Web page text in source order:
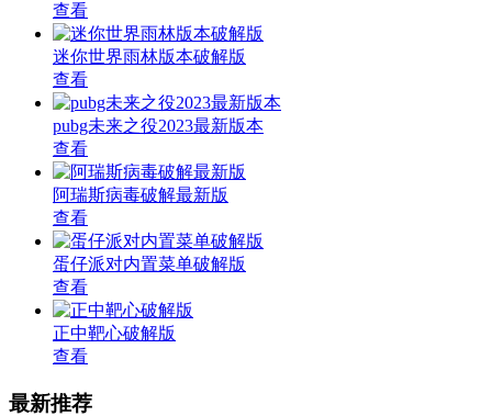
查看
迷你世界雨林版本破解版
查看
pubg未来之役2023最新版本
查看
阿瑞斯病毒破解最新版
查看
蛋仔派对内置菜单破解版
查看
正中靶心破解版
查看
最新推荐